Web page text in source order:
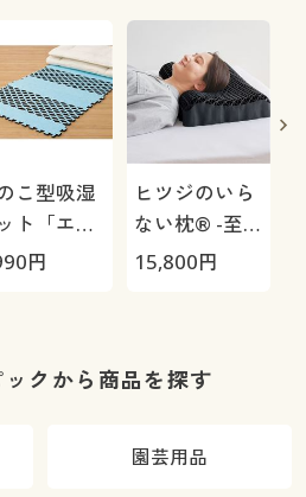
こ型吸湿
ト「エア
ョブ®」
円
ヒツジのいら
ない枕® -至
極-
15,800円
クから商品を探す
園芸用品